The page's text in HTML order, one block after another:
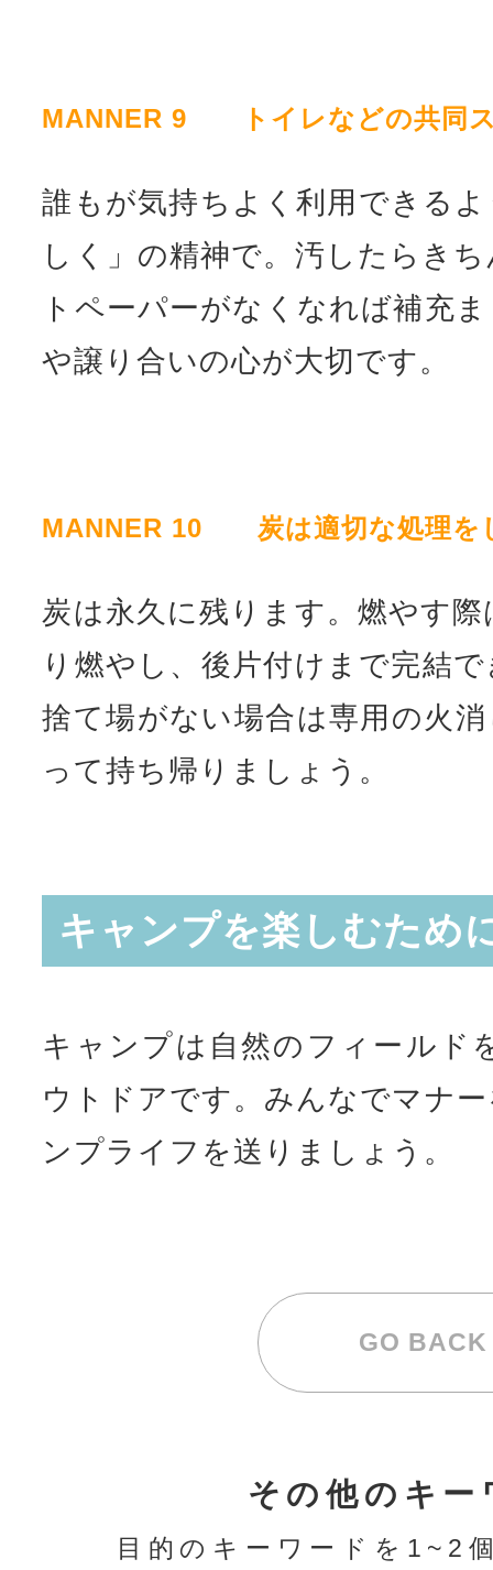
MANNER 9 トイレなどの共同ス
誰もが気持ちよく利用できる
しく」の精神で。汚したらき
トペーパーがなくなれば補充
や譲り合いの心が大切です。
MANNER 10 炭は適切な処理を
炭は永久に残ります。燃やす
り燃やし、後片付けまで完結
捨て場がない場合は専用の火
って持ち帰りましょう。
キャンプを楽しむため
キャンプは自然のフィールド
ウトドアです。みんなでマナ
ンプライフを送りましょう。
GO BACK
その他のキー
目的のキーワードを1~2